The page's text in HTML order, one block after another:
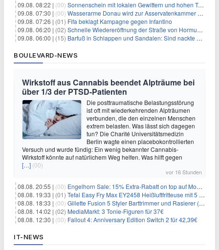
09.08. 08:22 | (00) Sonnenschein mit lokalen Gewittern und hohen Temperaturen
09.08. 07:30 | (00) Wasserarme Donau wird zur Asservatenkammer der Geschichte
09.08. 07:26 | (01) Fifa beklagt Kampagne gegen Infantino
09.08. 06:20 | (02) Schnelle Wiedereröffnung der Straße von Hormus ungewiss
09.08. 06:00 | (15) Barfuß in Schlappen und Sandalen: Sind nackte Füße eklig?
BOULEVARD-NEWS
Wirkstoff aus Cannabis beendet Alpträume bei
über 1/3 der PTSD-Patienten
Die posttraumatische Belastungsstörung
ist oft mit wiederkehrenden Alpträumen
verbunden, die den einzelnen Menschen
extrem belasten. Was lässt sich dagegen
tun? Die Charité Universitätsmedizin
Berlin wagte einen placebokontrollierten
Versuch und wurde fündig: Ein wenig bekannter Cannabis-
Wirkstoff könnte auf natürlichem Weg helfen. Was hilft gegen
[…] (00)
vor 16 Stunden
08.08. 20:55 | (00) Engelhorn Sale: 15% Extra-Rabatt on top auf Mode- und Sport-Artikel
08.08. 19:33 | (01) Tefal Easy Fry Max EY2458 Heißluftfritteuse mit 5 Litern für 64,99€
08.08. 18:33 | (00) Gillette Fusion 5 Styler Barttrimmer und Rasierer (All in One) für 16€
08.08. 14:02 | (02) MediaMarkt: 3 Tonie-Figuren für 37€
08.08. 12:30 | (00) Fallout 4: Anniversary Edition Switch 2 für 42,39€
IT-NEWS